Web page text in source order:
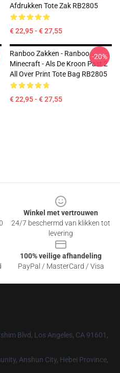
Afdrukken Tote Zak RB2805
€ 22,95 - € 27,55
Ranboo Zakken - Ranboo
Minecraft - Als De Kroon Past 2
All Over Print Tote Bag RB2805
€ 22,95 - € 27,55
-20%
Winkel met vertrouwen
24/7 beschermd van klikken tot
levering
100% veilige afhandeling
PayPal / MasterCard / Visa
Blvd, Los Angeles, CA 91601,
Anshun City, Hebei Province,